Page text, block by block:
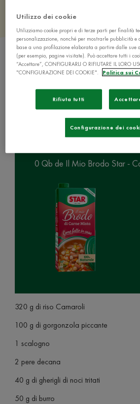
Ingredienti
0 Qb de Il Mio Brodo Star -
320 g di riso Carnaroli
100 g di gorgonzola piccante
1 scalogno
2 pere decana
40 g di gherigli di noci tritati
50 g di burro
Utilizzo dei cookie
Utilizziamo cookie propri e di terze parti per finalità
personalizzazione, nonché per mostrarle pubblicità
base a una profilazione elaborata a partire dalle sue
(per esempio, pagine visitate). Può accettare tutti i
“Accettare”, CONFIGURARLI O RIFIUTARE IL LORO
"CONFIGURAZIONE DEI COOKIE".
Politica sui
Rifiuta tutti
Configurazione dei